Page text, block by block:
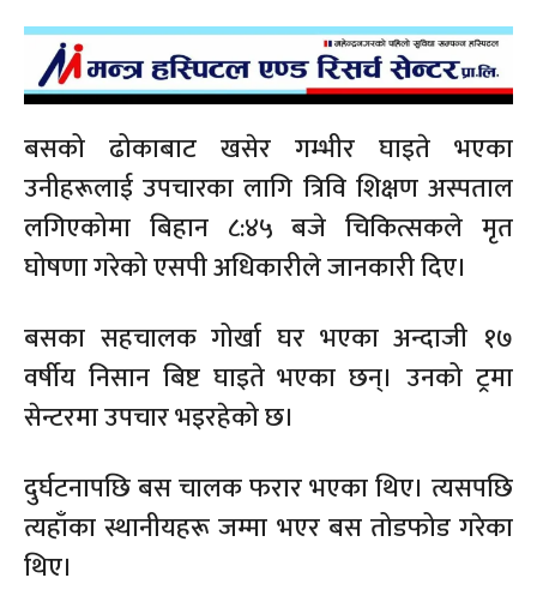
बसको ढोकाबाट खसेर गम्भीर घाइते भएका
उनीहरूलाई उपचारका लागि त्रिवि शिक्षण अस्पताल
लगिएकोमा बिहान ८:४५ बजे चिकित्सकले मृत
घोषणा गरेको एसपी अधिकारीले जानकारी दिए।
बसका सहचालक गोर्खा घर भएका अन्दाजी १७
वर्षीय निसान बिष्ट घाइते भएका छन्। उनको ट्रमा
सेन्टरमा उपचार भइरहेको छ।
दुर्घटनापछि बस चालक फरार भएका थिए। त्यसपछि
त्यहाँका स्थानीयहरू जम्मा भएर बस तोडफोड गरेका
थिए।